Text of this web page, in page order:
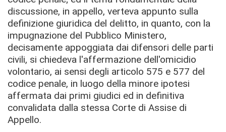
discussione, in appello, verteva appunto sulla
deﬁnizione giuridica del delitto, in quanto, con la
impugnazione del Pubblico Ministero,
decisamente appoggiata dai difensori delle parti
civili, si chiedeva l'affermazione dell'omicidio
volontario, ai sensi degli articolo 575 e 577 del
codice penale, in luogo della minore ipotesi
affermata dai primi giudici ed in deﬁnitiva
convalidata dalla stessa Corte di Assise di
Appello.